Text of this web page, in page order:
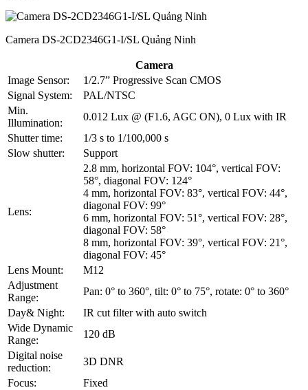
Camera DS-2CD2346G1-I/SL Quảng Ninh
Camera
Image Sensor:
1/2.7” Progressive Scan CMOS
Signal System:
PAL/NTSC
Min.
Illumination:
0.012 Lux @ (F1.6, AGC ON), 0 Lux with IR
Shutter time:
1/3 s to 1/100,000 s
Slow shutter:
Support
Lens:
2.8 mm, horizontal FOV: 104°, vertical FOV:
58°, diagonal FOV: 124°
4 mm, horizontal FOV: 83°, vertical FOV: 44°,
diagonal FOV: 99°
6 mm, horizontal FOV: 51°, vertical FOV: 28°,
diagonal FOV: 58°
8 mm, horizontal FOV: 39°, vertical FOV: 21°,
diagonal FOV: 45°
Lens Mount:
M12
Adjustment
Range:
Pan: 0° to 360°, tilt: 0° to 75°, rotate: 0° to 360°
Day& Night:
IR cut filter with auto switch
Wide Dynamic
Range:
120 dB
Digital noise
reduction:
3D DNR
Focus:
Fixed